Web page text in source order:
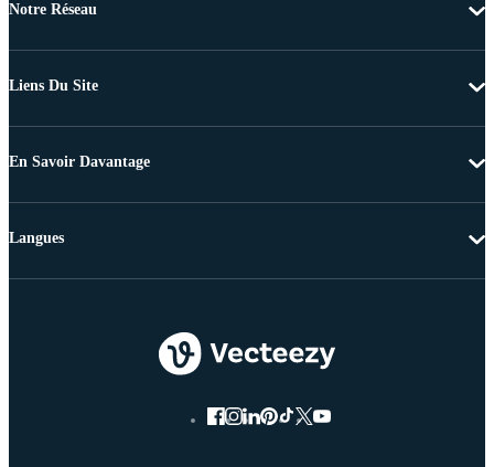
Notre Réseau
Liens Du Site
En Savoir Davantage
Langues